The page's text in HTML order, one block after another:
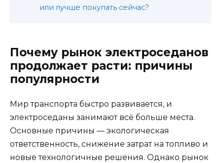
или лучше покупать сейчас?
Почему рынок электроседанов
продолжает расти: причины
популярности
Мир транспорта быстро развивается, и
электроседаны занимают всё больше места.
Основные причины — экологическая
ответственность, снижение затрат на топливо и
новые технологичные решения. Однако рынок